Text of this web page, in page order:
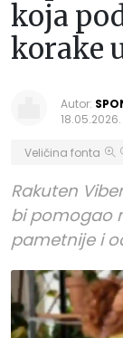
koja
korake
Autor:
18.05.2026.
Veličina fonta
Rakuten
bi pomogao
pametnije i